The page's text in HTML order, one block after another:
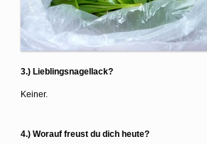
3.) Lieblingsnagellack?
Keiner.
4.) Worauf freust du dich heute?